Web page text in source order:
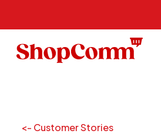
<- Customer Stories